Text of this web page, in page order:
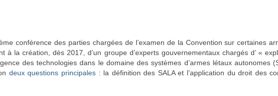
conférence des parties chargées de l’examen de la Convention sur certaines
à la création, dès 2017, d’un groupe d’experts gouvernementauxchargés d’ «
des technologies dans le domaine des systèmes d’armes létaux autonomes
deux questions principales : la définition des SALA et l’application du droit des